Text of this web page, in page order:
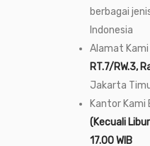
berbagai
Indonesia
Alamat Kami
RT.7/RW.3,
Jakarta
Kantor Kami
(Kecuali
17.00 WIB